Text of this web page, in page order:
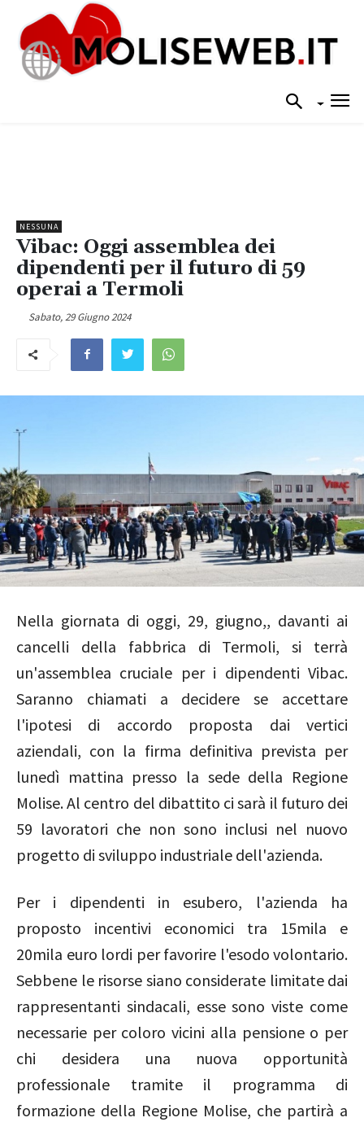
NESSUNA
Vibac: Oggi assemblea dei
dipendenti per il futuro di 59
operai a Termoli
Sabato, 29 Giugno 2024
Nella giornata di oggi, 29, giugno,, davanti ai
cancelli della fabbrica di Termoli, si terrà
un'assemblea cruciale per i dipendenti Vibac.
Saranno chiamati a decidere se accettare
l'ipotesi di accordo proposta dai vertici
aziendali, con la firma definitiva prevista per
lunedì mattina presso la sede della Regione
Molise. Al centro del dibattito ci sarà il futuro dei
59 lavoratori che non sono inclusi nel nuovo
progetto di sviluppo industriale dell'azienda.
Per i dipendenti in esubero, l'azienda ha
proposto incentivi economici tra 15mila e
20mila euro lordi per favorire l'esodo volontario.
Sebbene le risorse siano considerate limitate dai
rappresentanti sindacali, esse sono viste come
necessarie per coloro vicini alla pensione o per
chi desidera una nuova opportunità
professionale tramite il programma di
formazione della Regione Molise, che partirà a